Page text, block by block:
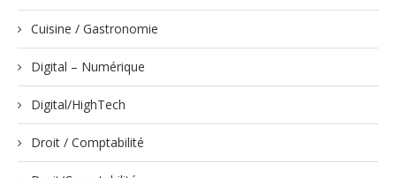
Cuisine / Gastronomie
Digital – Numérique
Digital/HighTech
Droit / Comptabilité